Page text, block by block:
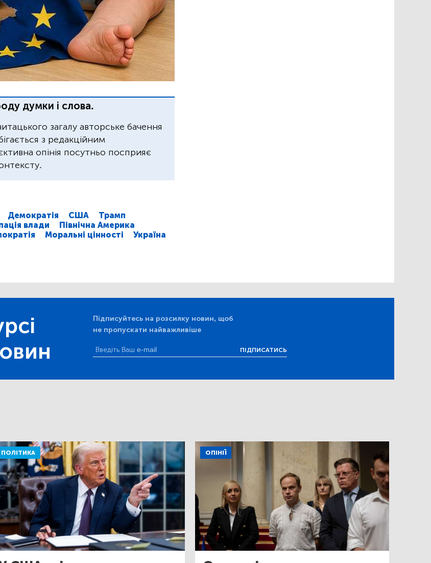
думки і слова.
загалу авторське бачення
з редакційним
опінія посутньо посприяє
Демократія США
Трамп
влади
Північна Америка
Моральні цінності
Україна
Підписуйтесь на розсилку новин, щоб
не пропускати найважливіше
ПІДПИСАТИСЬ
ПОЛІТИКА ОПІНІЇ